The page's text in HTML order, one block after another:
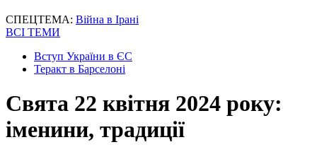
СПЕЦТЕМА: Війна в Ірані
ВСІ ТЕМИ
Вступ України в ЄС
Теракт в Барселоні
Свята 22 квітня 2024 року:
іменини, традиції